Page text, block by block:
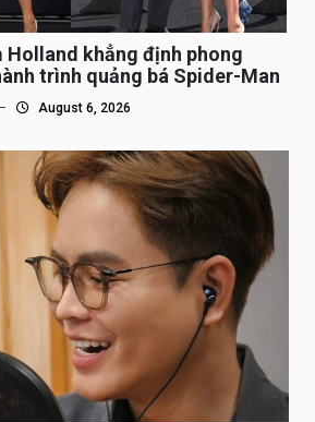
Holland khẳng định phong
trình quảng bá Spider-Man
August 6, 2026